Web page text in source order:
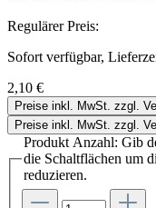
Regulärer Preis:
Sofort verfügbar,
2,10 €
Preise inkl. MwSt. zzgl.
Preise inkl. MwSt. zzgl.
Produkt Anzahl: Gib
die Schaltflächen um
reduzieren.